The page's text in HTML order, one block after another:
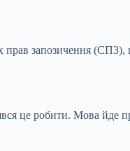
запозичення (СПЗ),
це робити. Мова йде